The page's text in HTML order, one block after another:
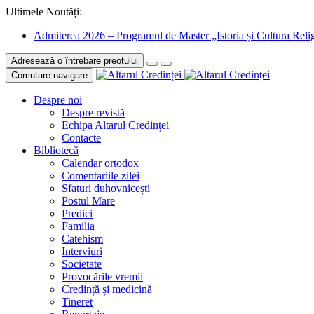
Ultimele Noutăți:
Admiterea 2026 – Programul de Master „Istoria și Cultura
Adresează o întrebare preotului
Comutare navigare
Despre noi
Despre revistă
Echipa Altarul Credinței
Contacte
Bibliotecă
Calendar ortodox
Comentariile zilei
Sfaturi duhovnicești
Postul Mare
Predici
Familia
Catehism
Interviuri
Societate
Provocările vremii
Credință și medicină
Tineret